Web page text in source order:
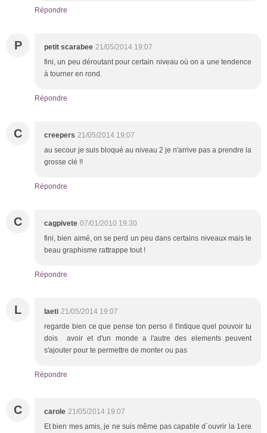
Répondre
P petit scarabee 21/05/2014 19:07
fini, un peu déroutant pour certain niveau où on a une tendence
à tourner en rond.
Répondre
C creepers 21/05/2014 19:07
au secour je suis bloqué au niveau 2 je n'arrive pas a prendre la
grosse clé !!
Répondre
C cagpivete 07/01/2010 19:30
fini, bien aimé, on se perd un peu dans certains niveaux mais le
beau graphisme rattrappe tout !
Répondre
L laeti 21/05/2014 19:07
regarde bien ce que pense ton perso il t'intique quel pouvoir tu
dois avoir et d'un monde a l'autre des elements peuvent
s'ajouter pour te permettre de monter ou pas
Répondre
C carole 21/05/2014 19:07
Et bien mes amis, je ne suis même pas capable d´ouvrir la 1ere